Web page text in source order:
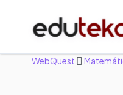
WebQuest